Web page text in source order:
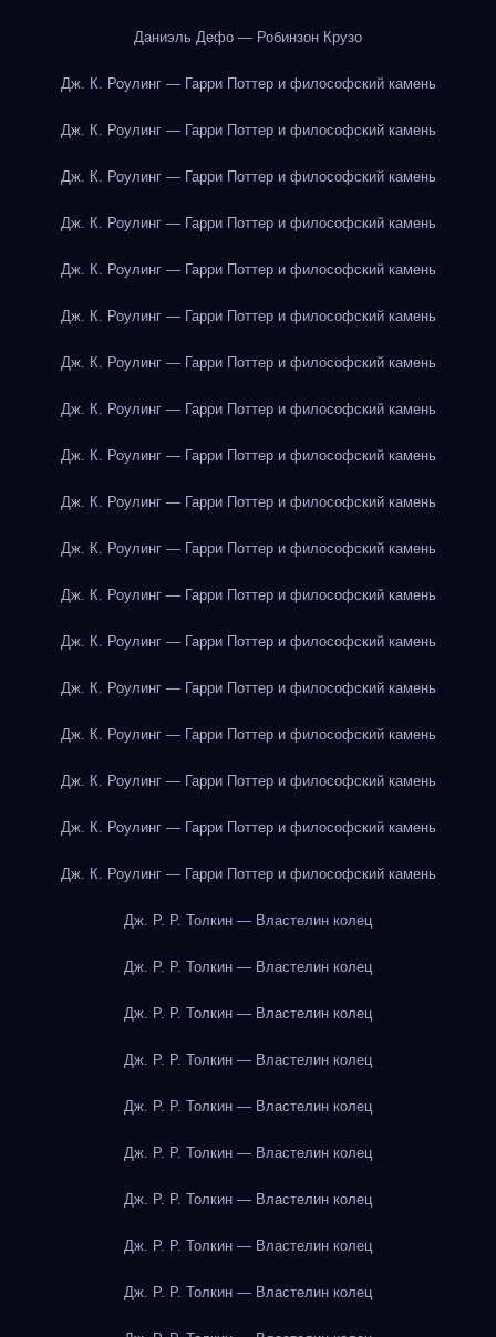
Даниэль Дефо — Робинзон Крузо
Дж. К. Роулинг — Гарри Поттер и философский камень
Дж. К. Роулинг — Гарри Поттер и философский камень
Дж. К. Роулинг — Гарри Поттер и философский камень
Дж. К. Роулинг — Гарри Поттер и философский камень
Дж. К. Роулинг — Гарри Поттер и философский камень
Дж. К. Роулинг — Гарри Поттер и философский камень
Дж. К. Роулинг — Гарри Поттер и философский камень
Дж. К. Роулинг — Гарри Поттер и философский камень
Дж. К. Роулинг — Гарри Поттер и философский камень
Дж. К. Роулинг — Гарри Поттер и философский камень
Дж. К. Роулинг — Гарри Поттер и философский камень
Дж. К. Роулинг — Гарри Поттер и философский камень
Дж. К. Роулинг — Гарри Поттер и философский камень
Дж. К. Роулинг — Гарри Поттер и философский камень
Дж. К. Роулинг — Гарри Поттер и философский камень
Дж. К. Роулинг — Гарри Поттер и философский камень
Дж. К. Роулинг — Гарри Поттер и философский камень
Дж. К. Роулинг — Гарри Поттер и философский камень
Дж. Р. Р. Толкин — Властелин колец
Дж. Р. Р. Толкин — Властелин колец
Дж. Р. Р. Толкин — Властелин колец
Дж. Р. Р. Толкин — Властелин колец
Дж. Р. Р. Толкин — Властелин колец
Дж. Р. Р. Толкин — Властелин колец
Дж. Р. Р. Толкин — Властелин колец
Дж. Р. Р. Толкин — Властелин колец
Дж. Р. Р. Толкин — Властелин колец